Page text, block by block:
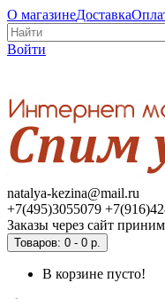
О магазинеДоставка
Войти
natalya-kezina@mail.ru
+7(495)3055079
Заказы через сайт
Товаров: 0 - 0 р.
В корзине пусто!